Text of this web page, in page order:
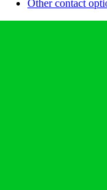
Other contact